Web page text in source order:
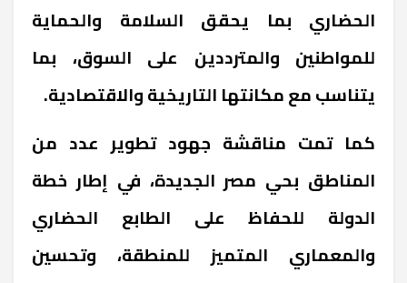
الحضاري بما يحقق السلامة والحماية
للمواطنين والمترددين على السوق، بما
يتناسب مع مكانتها التاريخية والاقتصادية.
كما تمت مناقشة جهود تطوير عدد من
المناطق بحي مصر الجديدة، في إطار خطة
الدولة للحفاظ على الطابع الحضاري
والمعماري المتميز للمنطقة، وتحسين